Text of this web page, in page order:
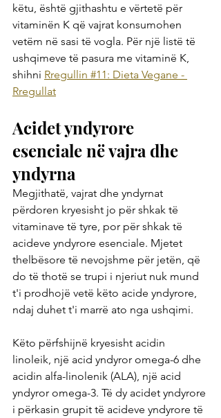
këtu, është gjithashtu e vërtetë për
vitaminën K që vajrat konsumohen
vetëm në sasi të vogla. Për një listë të
ushqimeve të pasura me vitaminë K,
shihni Rregullin #11: Dieta Vegane -
Rregullat
Acidet yndyrore
esenciale në vajra dhe
yndyrna
Megjithatë, vajrat dhe yndyrnat
përdoren kryesisht jo për shkak të
vitaminave të tyre, por për shkak të
acideve yndyrore esenciale. Mjetet
thelbësore të nevojshme për jetën, që
do të thotë se trupi i njeriut nuk mund
t'i prodhojë vetë këto acide yndyrore,
ndaj duhet t'i marrë ato nga ushqimi.
Këto përfshijnë kryesisht acidin
linoleik, një acid yndyror omega-6 dhe
acidin alfa-linolenik (ALA), një acid
yndyror omega-3. Të dy acidet yndyrore
i përkasin grupit të acideve yndyrore të